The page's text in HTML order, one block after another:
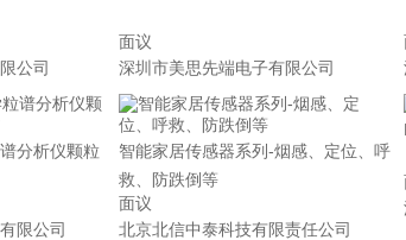
公司
面议
深圳市美思先端电子有限公司
分析仪颗粒
限公司
智能家居传感器系列-烟感、定位、呼
救、防跌倒等
面议
北京北信中泰科技有限责任公司